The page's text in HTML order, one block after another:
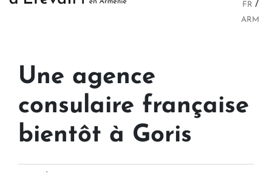
FR
ARM
Une agence
consulaire française
bientôt à Goris